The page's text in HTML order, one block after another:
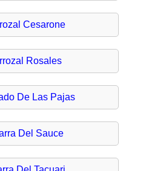
Cesarone
Rosales
De Las Pajas
Del Sauce